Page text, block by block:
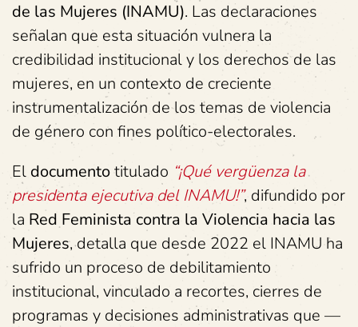
de las Mujeres (INAMU). Las declaraciones
señalan que esta situación vulnera la
credibilidad institucional y los derechos de las
mujeres, en un contexto de creciente
instrumentalización de los temas de violencia
de género con fines político-electorales.
El documentotitulado “¡Qué vergüenza la
presidenta ejecutiva del INAMU!”, difundido por
la Red Feminista contra la Violencia hacia las
Mujeres, detalla que desde 2022 el INAMU ha
sufrido un proceso de debilitamiento
institucional, vinculado a recortes, cierres de
programas y decisiones administrativas que —